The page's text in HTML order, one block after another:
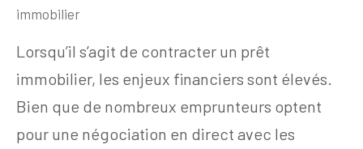
immobilier
Lorsqu’il s’agit de contracter un prêt
immobilier, les enjeux financiers sont élevés.
Bien que de nombreux emprunteurs optent
pour une négociation en direct avec les